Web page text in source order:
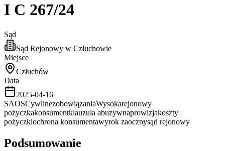
I C 267/24
Sąd
Sąd Rejonowy w Człuchowie
Miejsce
Człuchów
Data
2025-04-16
SAOSCywilnezobowiązaniaWysokarejonowy
pożyczkakonsumentklauzula abuzywnaprowizjakoszty
pożyczkiochrona konsumentawyrok zaocznysąd rejonowy
Podsumowanie